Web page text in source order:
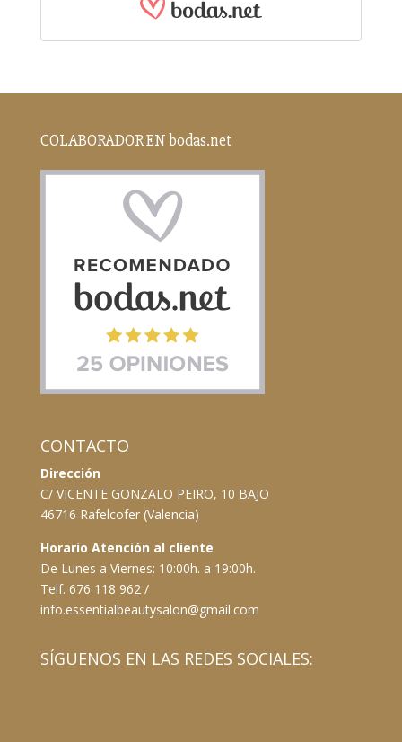
COLABORADOR EN bodas.net
CONTACTO
Dirección
C/ VICENTE GONZALO PEIRO, 10 BAJO
46716 Rafelcofer (Valencia)
Horario Atención al cliente
De Lunes a Viernes: 10:00h. a 19:00h.
Telf. 676 118 962 /
info.essentialbeautysalon@gmail.com
SÍGUENOS EN LAS REDES SOCIALES: